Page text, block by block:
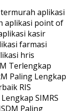
aplikasi
aplikasi point of
kasir
farmasi
hris
Terlengkap
Paling Lengkap
RIS
SIMRS
Paling